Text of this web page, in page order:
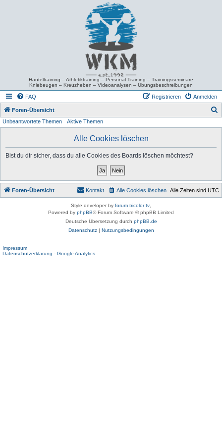
Hanteltraining – Athletiktraining – Personal Training – Trainingsseminare
Kniebeugen – Kreuzheben – Videoanalysen – Übungsbeschreibungen
FAQ Anmelden
Registrieren
Foren-Übersicht
Unbeantwortete Themen Aktive Themen
Alle Cookies löschen
Bist du dir sicher, dass du alle Cookies des Boards löschen möchtest?
Foren-Übersicht Alle Zeiten sind UTC
Alle Cookies löschen
Kontakt
Style developer by forum tricolor tv
Powered by phpBB® Forum Software © phpBB Limited
Deutsche Übersetzung durch phpBB.de
Datenschutz| Nutzungsbedingungen
Impressum
Datenschutzerklärung - Google Analytics